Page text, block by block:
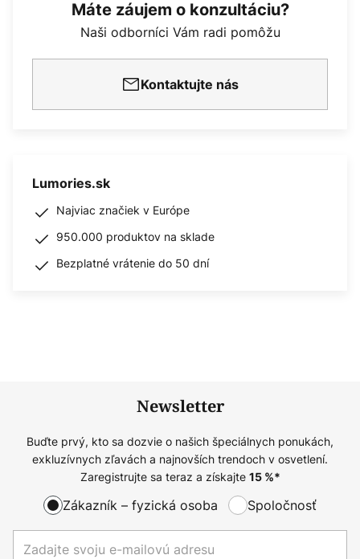
Máte záujem o konzultáciu?
Naši odborníci Vám radi pomôžu
Kontaktujte nás
Lumories.sk
Najviac značiek v Európe
950.000 produktov na sklade
Bezplatné vrátenie do 50 dní
Newsletter
Buďte prvý, kto sa dozvie o našich špeciálnych ponukách,
exkluzívnych zľavách a najnovších trendoch v osvetlení.
Zaregistrujte sa teraz a získajte 15%*
Zákazník – fyzická osoba Spoločnosť